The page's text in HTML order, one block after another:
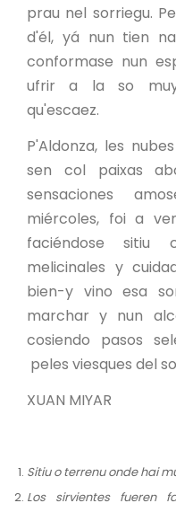
prau nel sorriegu.
d'él, yá nun tien
conformase nun
ufrir a la so
qu'escaez.
P'Aldonza, les
sen col paixas
sensaciones
miércoles, foi a
faciéndose sitiu
melicinales y
bien-y vino esa
marchar y nun
cosiendo pasos
peles viesques del
XUAN MIYAR
Sitiu o terrenu onde hai
Los sirvientes fueren